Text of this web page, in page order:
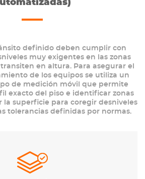
definido deben cumplir con
muy exigentes en las zonas
en altura. Para asegurar el
de los equipos se utiliza un
de medición móvil que permite
exacto del piso e identificar zonas
la superficie para coregir desniveles
tolerancias definidas por normas.